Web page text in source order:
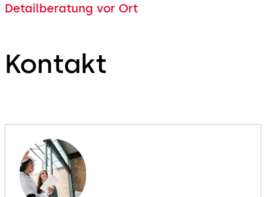
Detailberatung vor Ort
Kontakt